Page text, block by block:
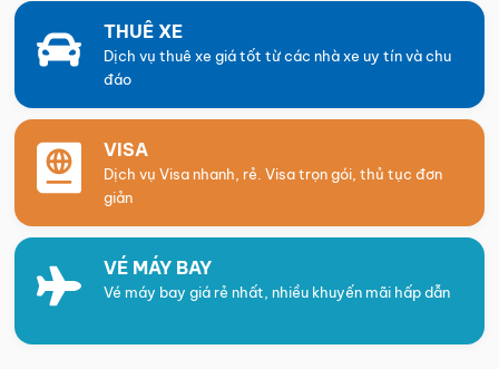
THUÊ XE
Dịch vụ thuê xe giá tốt từ các nhà xe uy tín và chu
đáo
VISA
Dịch vụ Visa nhanh, rẻ. Visa trọn gói, thủ tục đơn
giản
VÉ MÁY BAY
Vé máy bay giá rẻ nhất, nhiều khuyến mãi hấp dẫn